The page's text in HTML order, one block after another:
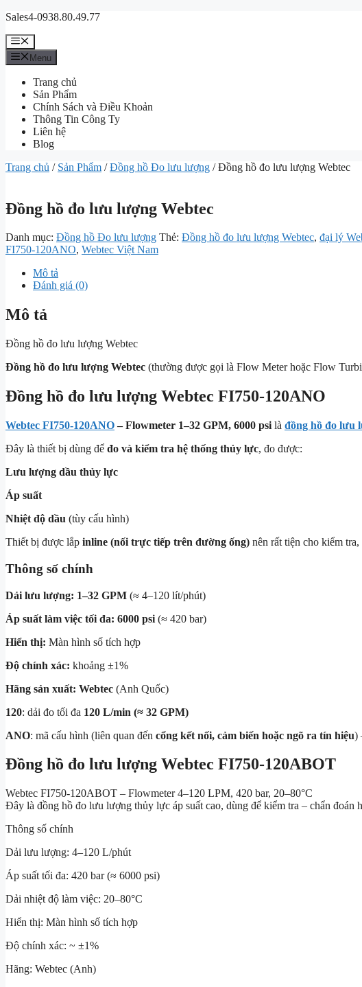
Chuyển
nội
dung
Sales4-0938.80.49.77
Menu
Menu
Trang chủ
Sản Phẩm
Chính Sách và Điều Khoản
Thông Tin Công Ty
Liên hệ
Blog
Trang chủ / Sản Phẩm /Đồng hồ Đo lưu lượng / Đồng hồ đo lưu lượng Webtec
Đồng hồ đo lưu lượng Webtec
Danh mục: Đồng hồ Đo lưu lượng Thẻ: Đồng hồ đo lưu lượng Webtec, đại lý
FI750-120ANO, Webtec Việt Nam
Mô tả
Đánh giá (0)
Mô tả
Đồng hồ đo lưu lượng Webtec
Đồng hồ đo lưu lượng Webtec (thường được gọi là Flow Meter hoặc Flow
Đồng hồ đo lưu lượng Webtec FI750-120ANO
Webtec FI750-120ANO– Flowmeter 1–32 GPM, 6000 psi là đồng hồ đo lưu
Đây là thiết bị dùng để đo và kiểm tra hệ thống thủy lực, đo được:
Lưu lượng dầu thủy lực
Áp suất
Nhiệt độ dầu (tùy cấu hình)
Thiết bị được lắp inline (nối trực tiếp trên đường ống) nên rất tiện cho kiểm
Thông số chính
Dải lưu lượng: 1–32 GPM (≈ 4–120 lít/phút)
Áp suất làm việc tối đa: 6000 psi (≈ 420 bar)
Hiển thị: Màn hình số tích hợp
Độ chính xác: khoảng ±1%
Hãng sản xuất: Webtec (Anh Quốc)
120: dải đo tối đa 120 L/min (≈ 32 GPM)
ANO: mã cấu hình (liên quan đến cổng kết nối, cảm biến hoặc ngõ ra tín hiệu)
Đồng hồ đo lưu lượng Webtec FI750-120ABOT
Webtec FI750-120ABOT – Flowmeter 4–120 LPM, 420 bar, 20–80°C
Đây là đồng hồ đo lưu lượng thủy lực áp suất cao, dùng để kiểm tra – chẩn đoán
Thông số chính
Dải lưu lượng: 4–120 L/phút
Áp suất tối đa: 420 bar (≈ 6000 psi)
Dải nhiệt độ làm việc: 20–80°C
Hiển thị: Màn hình số tích hợp
Độ chính xác: ~ ±1%
Hãng: Webtec (Anh)